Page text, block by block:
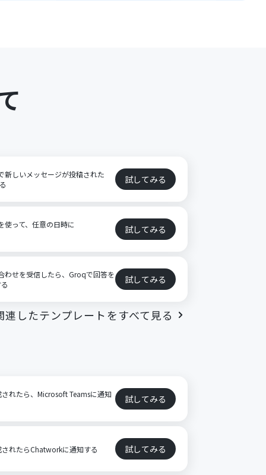
新しいメッセージが投稿された
試してみる
って、任意の日時に 試してみる
わせを受信したら、Groqで回答を
試してみる
連したテンプレートをすべて見る
れたら、Microsoft Teamsに通知 試してみる
れたらChatworkに通知する 試してみる